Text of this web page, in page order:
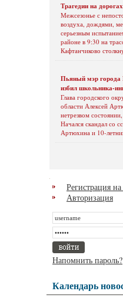
Трагедии на дорогах
Межсезонье с
воздуха, дождями,
серьезным
районе в 9:30 на
Кафтанчиково
Пьяный мэр
избил школьника-
Глава городского
области Алексей
нетрезвом
Начался скандал со
Артюхина и 10-
Регистрация на
Авторизация
Напомнить пароль?
Календарь